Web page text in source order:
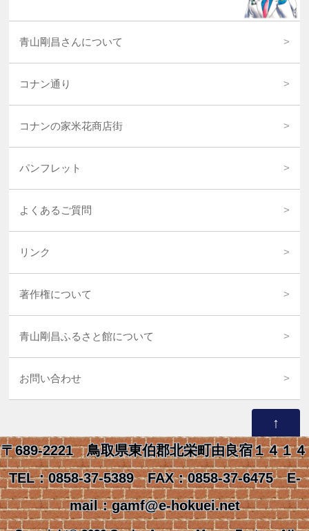
青山剛昌さんについて
コナン通り
コナンの家米花商店街
パンフレット
よくあるご質問
リンク
著作権について
青山剛昌ふるさと館について
お問い合わせ
↑
〒689-2221 鳥取県東伯郡北栄町由良宿１４１４
TEL：0858-37-5389 FAX：0858-37-6475 E-
mail：gamf@e-hokuei.net